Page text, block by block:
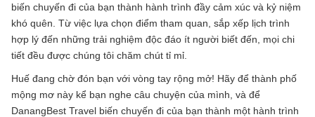
biến chuyến đi của bạn thành hành trình đầy cảm xúc và kỷ niệm
khó quên. Từ việc lựa chọn điểm tham quan, sắp xếp lịch trình
hợp lý đến những trải nghiệm độc đáo ít người biết đến, mọi chi
tiết đều được chúng tôi chăm chút tỉ mỉ.
Huế đang chờ đón bạn với vòng tay rộng mở! Hãy để thành phố
mộng mơ này kể bạn nghe câu chuyện của mình, và để
DanangBest Travel biến chuyến đi của bạn thành một hành trình